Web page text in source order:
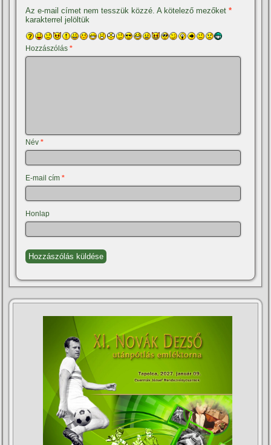
Az e-mail címet nem tesszük közzé. A kötelező mezőket*
karakterrel jelöltük
Hozzászólás*
Név*
E-mail cím*
Honlap